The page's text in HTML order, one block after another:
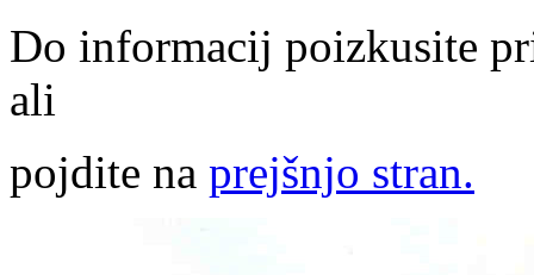
Do informacij poizkusite
ali
pojdite na prejšnjo stran.